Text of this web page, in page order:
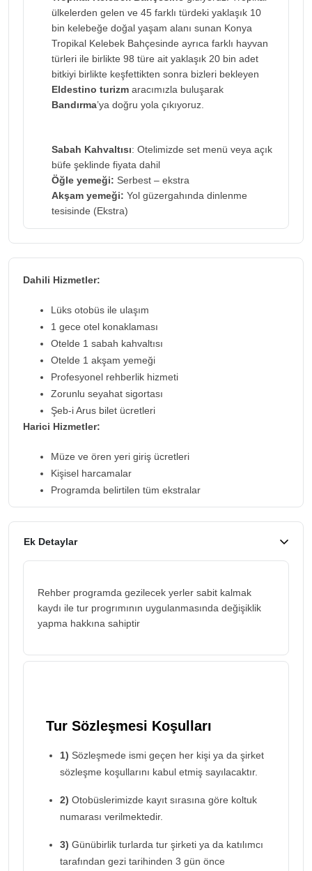
ülkelerden gelen ve 45 farklı türdeki yaklaşık 10
bin kelebeğe doğal yaşam alanı sunan Konya
Tropikal Kelebek Bahçesinde ayrıca farklı hayvan
türleri ile birlikte 98 türe ait yaklaşık 20 bin adet
bitkiyi birlikte keşfettikten sonra bizleri bekleyen
Eldestino turizm aracımızla buluşarak
Bandırma’ya doğru yola çıkıyoruz.
Sabah Kahvaltısı: Otelimizde set menü veya açık
büfe şeklinde fiyata dahil
Öğle yemeği: Serbest – ekstra
Akşam yemeği: Yol güzergahında dinlenme
tesisinde (Ekstra)
Dahili Hizmetler:
Lüks otobüs ile ulaşım
1 gece otel konaklaması
Otelde 1 sabah kahvaltısı
Otelde 1 akşam yemeği
Profesyonel rehberlik hizmeti
Zorunlu seyahat sigortası
Şeb-i Arus bilet ücretleri
Harici Hizmetler:
Müze ve ören yeri giriş ücretleri
Kişisel harcamalar
Programda belirtilen tüm ekstralar
Ek Detaylar
Rehber programda gezilecek yerler sabit kalmak
kaydı ile tur progrımının uygulanmasında değişiklik
yapma hakkına sahiptir
Tur Sözleşmesi Koşulları
1) Sözleşmede ismi geçen her kişi ya da şirket
sözleşme koşullarını kabul etmiş sayılacaktır.
2) Otobüslerimizde kayıt sırasına göre koltuk
numarası verilmektedir.
3) Günübirlik turlarda tur şirketi ya da katılımcı
tarafından gezi tarihinden 3 gün önce